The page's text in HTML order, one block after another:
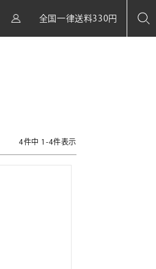
全国一律送料330円
4件中 1 -4件表示